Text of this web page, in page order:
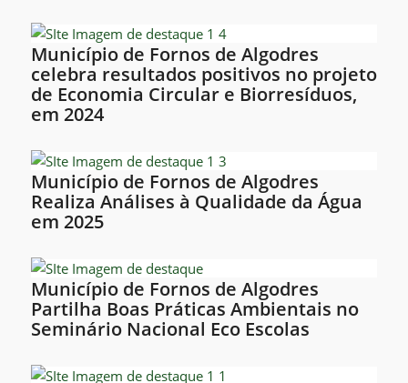
Município de Fornos de Algodres
celebra resultados positivos no projeto
de Economia Circular e Biorresíduos,
em 2024
Município de Fornos de Algodres
Realiza Análises à Qualidade da Água
em 2025
Município de Fornos de Algodres
Partilha Boas Práticas Ambientais no
Seminário Nacional Eco Escolas